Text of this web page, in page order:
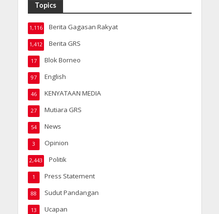
Topics
Berita Gagasan Rakyat
1,116
Berita GRS
1,412
Blok Borneo
17
English
97
KENYATAAN MEDIA
46
Mutiara GRS
27
News
54
Opinion
3
Politik
2,443
Press Statement
1
Sudut Pandangan
88
Ucapan
13